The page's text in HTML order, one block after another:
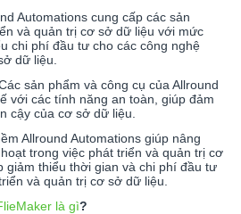
Automations cung cấp các sản
và quản trị cơ sở dữ liệu với mức
chi phí đầu tư cho các công nghệ
dữ liệu.
sản phẩm và công cụ của Allround
với các tính năng an toàn, giúp đảm
cậy của cơ sở dữ liệu.
Allround Automations giúp nâng
trong việc phát triển và quản trị cơ
giảm thiểu thời gian và chi phí đầu tư
và quản trị cơ sở dữ liệu.
là gì?